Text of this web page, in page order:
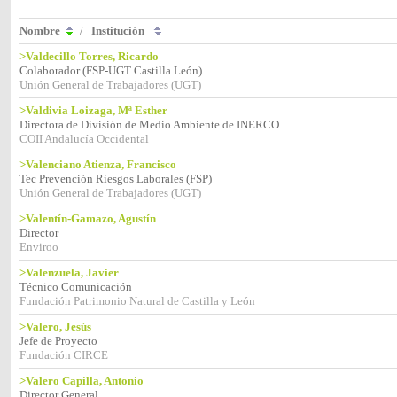
Nombre / Institución
>Valdecillo Torres, Ricardo
Colaborador (FSP-UGT Castilla León)
Unión General de Trabajadores (UGT)
>Valdivia Loizaga, Mª Esther
Directora de División de Medio Ambiente de INERCO.
COII Andalucía Occidental
>Valenciano Atienza, Francisco
Tec Prevención Riesgos Laborales (FSP)
Unión General de Trabajadores (UGT)
>Valentín-Gamazo, Agustín
Director
Enviroo
>Valenzuela, Javier
Técnico Comunicación
Fundación Patrimonio Natural de Castilla y León
>Valero, Jesús
Jefe de Proyecto
Fundación CIRCE
>Valero Capilla, Antonio